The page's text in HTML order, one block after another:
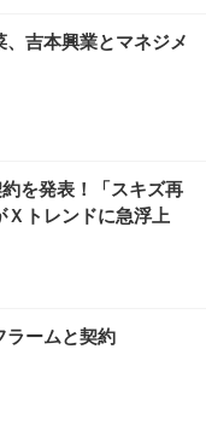
吉本興業とマネジメ
を発表！「スキズ再
トレンドに急浮上
ラームと契約